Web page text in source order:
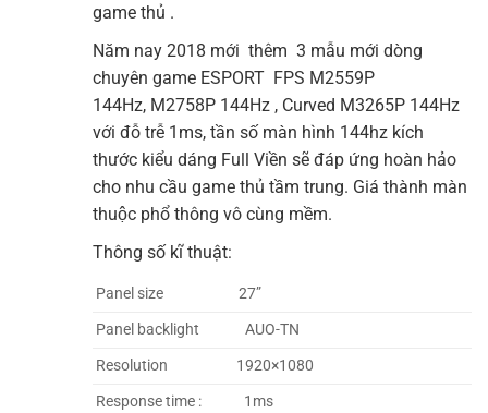
game thủ .
Năm nay 2018 mới thêm 3 mẫu mới dòng
chuyên game ESPORT FPS M2559P
144Hz, M2758P 144Hz , Curved M3265P 144Hz
với đỗ trễ 1ms, tần số màn hình 144hz kích
thước kiểu dáng Full Viền sẽ đáp ứng hoàn hảo
cho nhu cầu game thủ tầm trung. Giá thành màn
thuộc phổ thông vô cùng mềm.
Thông số kĩ thuật:
Panel size 27”
Panel backlight AUO-TN
Resolution 1920×1080
Response time : 1ms